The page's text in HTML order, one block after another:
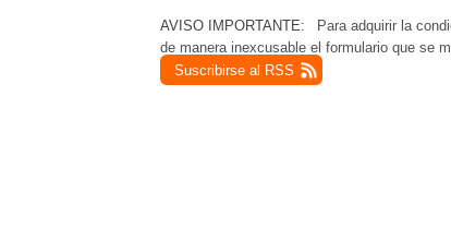
AVISO IMPORTANTE:
Para adquirir la
de manera inexcusable el formulario que se
Suscribirse al RSS